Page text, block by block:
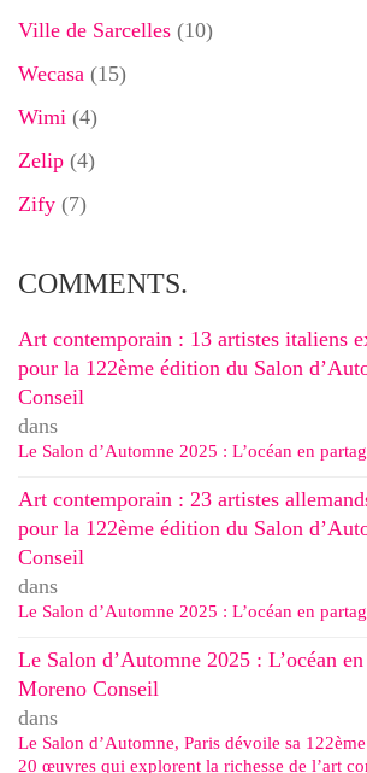
Ville de Sarcelles (10)
Wecasa (15)
Wimi (4)
Zelip (4)
Zify (7)
COMMENTS.
Art contemporain : 13 artistes italiens
pour la 122ème édition du Salon
Conseil
dans
Le Salon d’Automne 2025 : L’océan en
Art contemporain : 23 artistes
pour la 122ème édition du Salon
Conseil
dans
Le Salon d’Automne 2025 : L’océan en
Le Salon d’Automne 2025 : L’océan
Moreno Conseil
dans
Le Salon d’Automne, Paris dévoile sa
20 œuvres qui explorent la richesse de l’art